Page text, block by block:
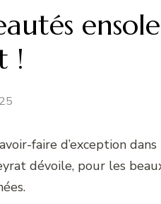
!
faire d’exception
dévoile, pour les